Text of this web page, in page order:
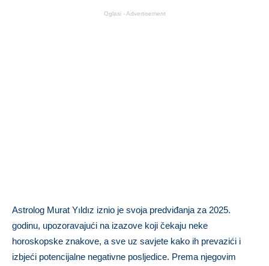
Oglasi - Advertisement
Astrolog Murat Yıldız iznio je svoja predviđanja za 2025.
godinu, upozoravajući na izazove koji čekaju neke
horoskopske znakove, a sve uz savjete kako ih prevazići i
izbjeći potencijalne negativne posljedice. Prema njegovim